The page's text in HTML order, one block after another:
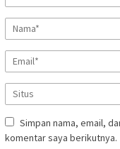
Simpan nama, email,
komentar saya berikutnya.